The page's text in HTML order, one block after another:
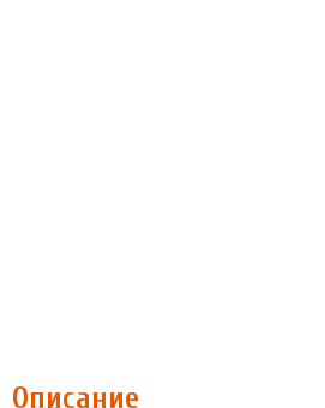
Описание